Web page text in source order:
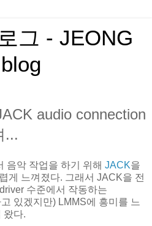
그 - JEONG
audio connection
...
음악 작업을 하기 위해 JACK을
게 느껴졌다. 그래서 JACK을 전
수준에서 작동하는
있겠지만) LMMS에 흥미를 느
왔다.